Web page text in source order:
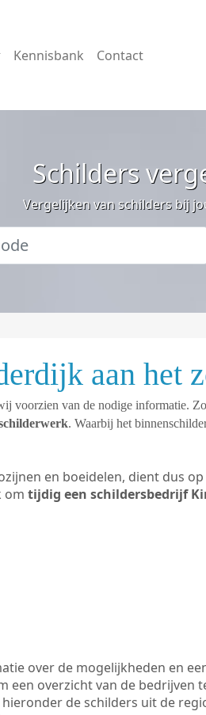
Kennisbank Contact
Schilders
Vergelijken van schilders bij
aan het
voorzien van de nodige informatie.
. Waarbij het
en boeidelen, dient dus
om tijdig een schildersbedrijf
over de mogelijkheden en
een overzicht van de bedrijven
de schilders uit de